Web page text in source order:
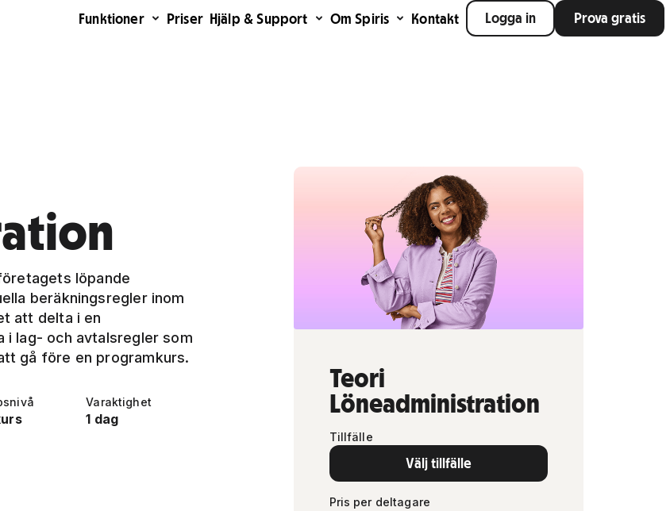
Funktioner Priser Hjälp & Support Om Spiris Kontakt Logga in Prova gratis
löpande
beräkningsregler inom
att delta i en
i lag- och avtalsregler som
gå före en programkurs.
Varaktighet
1 dag
Teori
Löneadministration
Tillfälle
Välj tillfälle
Pris per deltagare